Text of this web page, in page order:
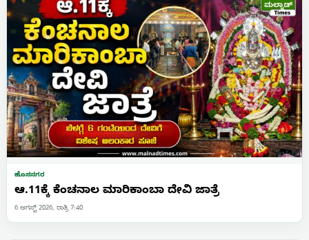
ಹೊಸನಗರ
ಆ.11ಕ್ಕೆ ಕೆಂಚನಾಲ ಮಾರಿಕಾಂಬಾ ದೇವಿ ಜಾತ್ರೆ
6 ಆಗಸ್ಟ್ 2026, ರಾತ್ರಿ 7:40